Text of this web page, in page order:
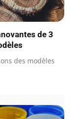
de 3
des modèles